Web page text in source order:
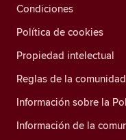
Condiciones
Política de cookies
Propiedad intelectual
Reglas de la comunidad
Información sobre la
Información de la